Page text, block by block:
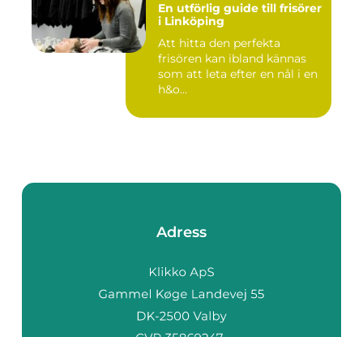
En utförlig guide till frisörer
i Linköping
Att hitta den perfekta
frisören kan ibland kännas
som att leta efter en nål i en
h&o...
Adress